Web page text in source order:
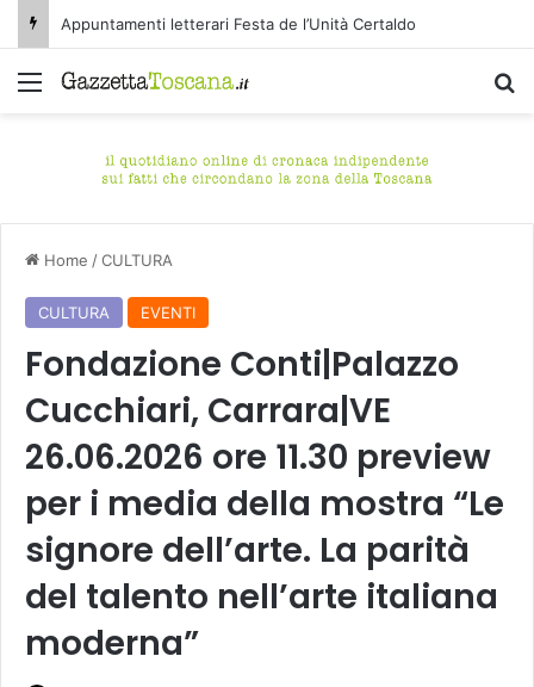
Appuntamenti letterari Festa de l’Unità Certaldo
Menu
Home /CULTURA
CULTURA EVENTI
Fondazione Conti|Palazzo
Cucchiari, Carrara|VE
26.06.2026 ore 11.30 preview
per i media della mostra “Le
signore dell’arte. La parità
del talento nell’arte italiana
moderna”